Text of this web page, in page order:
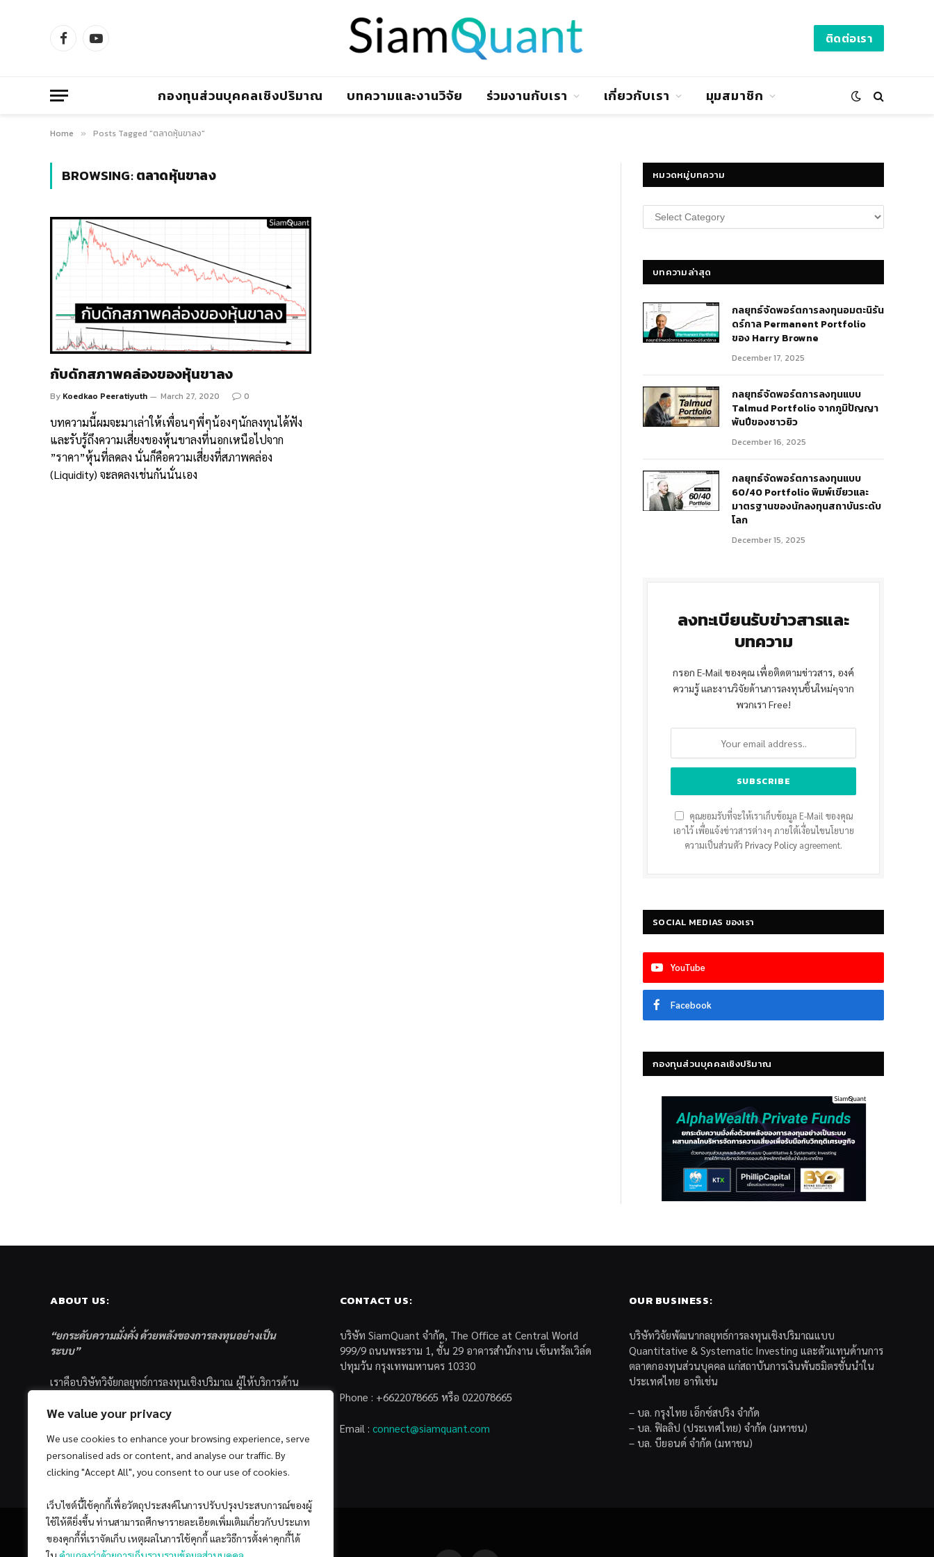
We value your privacy
We use cookies to enhance your browsing experience, serve
personalised ads or content, and analyse our traffic. By
clicking "Accept All", you consent to our use of cookies.
เว็บไซต์นี้ใช้คุกกี้เพื่อวัตถุประสงค์ในการปรับปรุงประสบการณ์ของผู้
ใช้ให้ดียิ่งขึ้น ท่านสามารถศึกษารายละเอียดเพิ่มเติมเกี่ยวกับประเภท
ของคุกกี้ที่เราจัดเก็บ เหตุผลในการใช้คุกกี้ และวิธีการตั้งค่าคุกกี้ได้
FacebookYouTube ติดต่อเรา
กองทุนส่วนบุคคลเชิงปริมาณ บทความและงานวิจัย ร่วมงานกับเรา เกี่ยวกับเรา มุมสมาชิก
Home » Posts Tagged "ตลาดหุ้นขาลง"
BROWSING:ตลาดหุ้นขาลง
กับดักสภาพคล่องของหุ้นขาลง
By Koedkao Peeratiyuth March 27, 2020 0
บทความนี้ผมจะมาเล่าให้เพื่อนๆพี่ๆน้องๆนักลงทุนได้ฟัง
และรับรู้ถึงความเสี่ยงของหุ้นขาลงที่นอกเหนือไปจาก
”ราคา”หุ้นที่ลดลง นั่นก็คือความเสี่ยงที่สภาพคล่อง
(Liquidity) จะลดลงเช่นกันนั่นเอง
หมวดหมู่บทความ
หมวด
หมู่
บทความล่าสุด
กลยุทธ์​จัดพอร์ตการลงทุนอมตะนิรัน
ดร์กาล Permanent Portfolio
ของ Harry Browne
December 17, 2025
กลยุทธ์จัดพอร์ตการลงทุนแบบ
Talmud Portfolio จากภูมิปัญญา
พันปีของชาวยิว
December 16, 2025
กลยุทธ์จัดพอร์ตการลงทุนแบบ
60/40 Portfolio พิมพ์เขียวและ
มาตรฐานของนักลงทุนสถาบันระดับ
โลก
December 15, 2025
ลงทะเบียนรับข่าวสารและ
บทความ
กรอก E-Mail ของคุณ เพื่อติดตามข่าวสาร, องค์
ความรู้ และงานวิจัยด้านการลงทุนชิ้นใหม่ๆจาก
พวกเรา Free!
คุณยอมรับที่จะให้เราเก็บข้อมูล E-Mail ของคุณ
เอาไว้ เพื่อแจ้งข่าวสารต่างๆ ภายใต้เงื่อนไขนโยบาย
ความเป็นส่วนตัว Privacy Policy agreement.
SOCIAL MEDIAS ของเรา
YouTube
Facebook
กองทุนส่วนบุคคลเชิงปริมาณ
ABOUT US:
“ยกระดับความมั่งคั่ง ด้วยพลังของการลงทุนอย่างเป็น
ระบบ”
เราคือบริษัทวิจัยกลยุทธ์การลงทุนเชิงปริมาณ ผู้ให้บริการด้าน
ส่วนบุคคล ซึ่งมีเป้าหมายที่จะช่วยเหลือให้นักลงทุนไทย
ด้วยแนวคิดและกระบวนการลงทุนอย่างเป็นระบบแบบ
Quantitative & Systematic Investing
CONTACT US:
บริษัท SiamQuant จำกัด, The Office at Central World
999/9 ถนนพระราม 1, ชั้น 29 อาคารสำนักงาน เซ็นทรัลเวิล์ด
ปทุมวัน กรุงเทพมหานคร 10330
Phone : +6622078665 หรือ 022078665
Email : connect@siamquant.com
OUR BUSINESS:
บริษัทวิจัยพัฒนากลยุทธ์การลงทุนเชิงปริมาณแบบ
Quantitative & Systematic Investing และตัวแทนด้านการ
ตลาดกองทุนส่วนบุคคล แก่สถาบันการเงินพันธมิตรชั้นนำใน
ประเทศไทย อาทิเช่น
– บล. กรุงไทย เอ็กซ์สปริง จำกัด
– บล. ฟิลลิป (ประเทศไทย) จำกัด (มหาชน)
– บล. บียอนด์ จำกัด (มหาชน)